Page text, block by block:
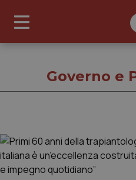
Cronache
Governo e